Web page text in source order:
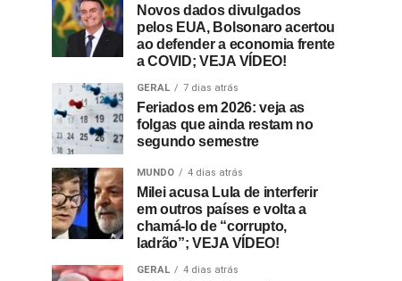
Novos dados divulgados
pelos EUA, Bolsonaro acertou
ao defender a economia frente
a COVID; VEJA VÍDEO!
GERAL 7 dias atrás
Feriados em 2026: veja as
folgas que ainda restam no
segundo semestre
MUNDO 4 dias atrás
Milei acusa Lula de interferir
em outros países e volta a
chamá-lo de “corrupto,
ladrão”; VEJA VÍDEO!
GERAL 4 dias atrás